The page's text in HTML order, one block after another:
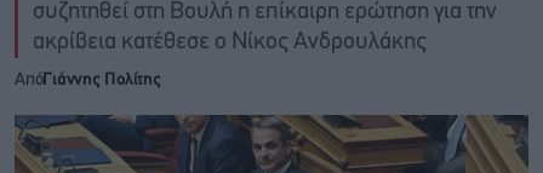
συζητηθεί στη Βουλή η επίκαιρη ερώτηση για την
ακρίβεια κατέθεσε ο Νίκος Ανδρουλάκης
ΑπόΓιάννης Πολίτης